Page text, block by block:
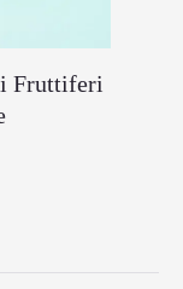
Fruttiferi